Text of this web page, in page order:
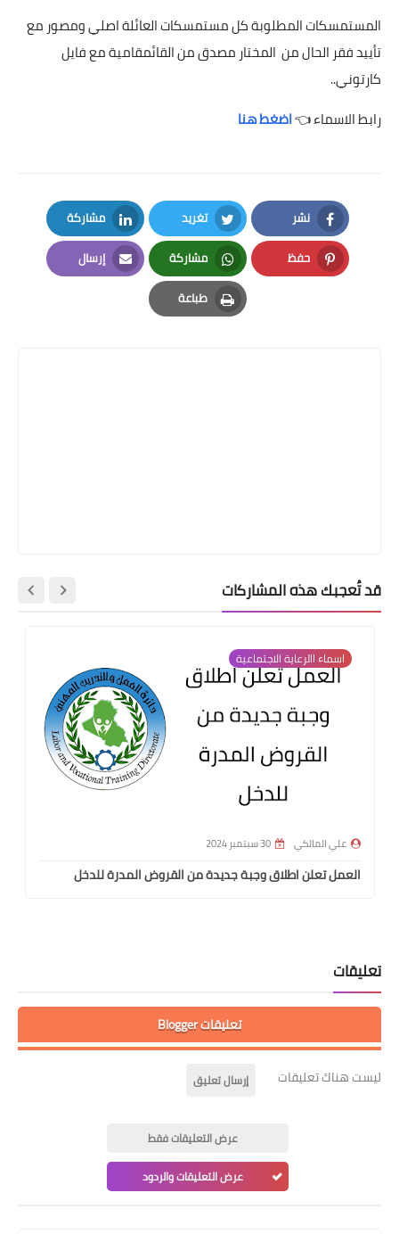
المستمسكات المطلوبة كل مستمسكات العائلة اصلي ومصور مع
تأييد فقر الحال من المختار مصدق من القائمقامية مع فايل
كارتوني..
رابط الاسماء 👈اضغط هنا
نشر
Facebook
تغريد
Twitter
مشاركة
LinkedIn
حفظ
Pinterest
مشاركة
Whatsapp
إرسال
Email
طباعة
Print
قد تُعجبك هذه المشاركات
اسماء االرعاية الاجتماعية
علي المالكي 30 سبتمبر 2024
العمل تعلن اطلاق وجبة جديدة من القروض المدرة للدخل
تعليقات
تعليقات Blogger
ليست هناك تعليقات إرسال تعليق
عرض التعليقات فقط
عرض التعليقات والردود